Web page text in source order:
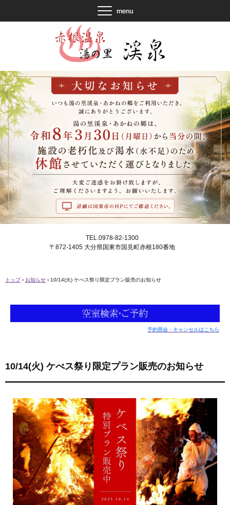
TEL.0978-82-1300
〒872-1405 大分県国東市国見町赤根180番地
トップ › お知らせ › 10/14(火) ケべス祭り限定プラン販売のお知らせ
予約照会・キャンセルはこちら
10/14(火) ケべス祭り限定プラン販売のお知らせ